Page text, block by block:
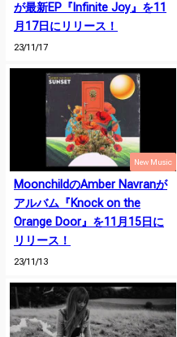
が最新EP『Infinite Joy』を11
月17日にリリース！
23/11/17
New Music
MoonchildのAmber Navranが
アルバム『Knock on the
Orange Door』を11月15日に
リリース！
23/11/13